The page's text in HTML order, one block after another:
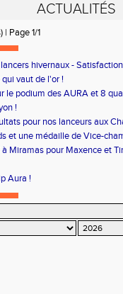
ACTUALITÉS
Page 1/1
hivernaux -
vaut de l'or !
le podium des AURA et 8
!
pour nos lanceurs aux
et une médaille de Vice-
à Miramas pour Maxence et
Aura !